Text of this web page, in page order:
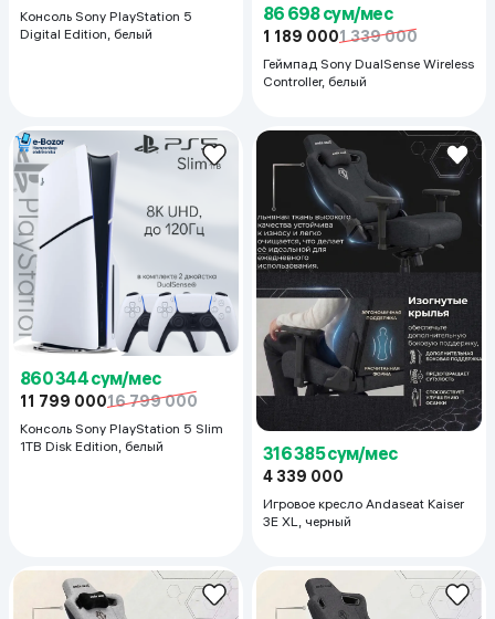
Консоль Sony PlayStation 5
Digital Edition, белый
86 698 сум/мес
1 189 0001 339 000
Геймпад Sony DualSense Wireless
Controller, белый
860 344 сум/мес
11 799 00016 799 000
Консоль Sony PlayStation 5 Slim
1TB Disk Edition, белый
316 385 сум/мес
4 339 000
Игровое кресло Andaseat Kaiser
3E XL, черный